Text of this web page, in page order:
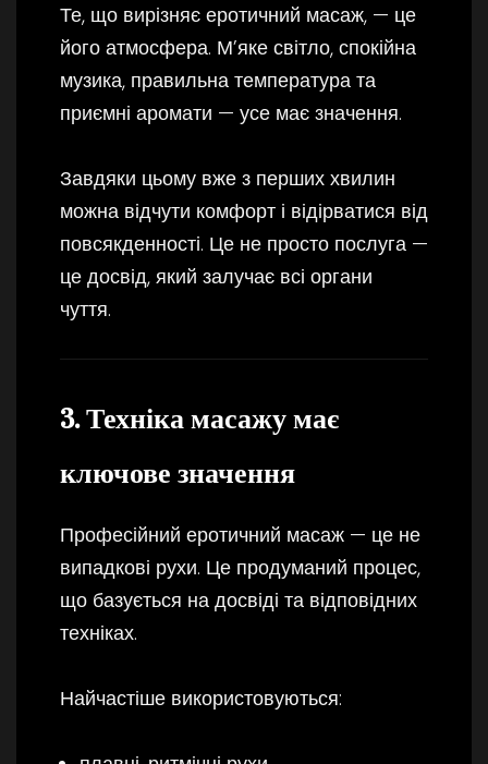
Те, що вирізняє еротичний масаж, — це
його атмосфера. М’яке світло, спокійна
музика, правильна температура та
приємні аромати — усе має значення.
Завдяки цьому вже з перших хвилин
можна відчути комфорт і відірватися від
повсякденності. Це не просто послуга —
це досвід, який залучає всі органи
чуття.
3. Техніка масажу має
ключове значення
Професійний еротичний масаж — це не
випадкові рухи. Це продуманий процес,
що базується на досвіді та відповідних
техніках.
Найчастіше використовуються: